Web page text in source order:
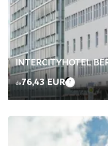
INTERCITYHOTEL
de76,43 EUR